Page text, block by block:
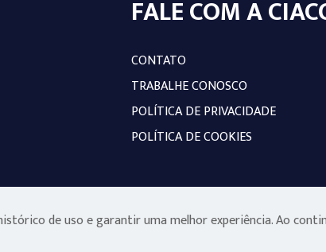
FALE COM A
CONTATO
TRABALHE CONOSCO
POLÍTICA DE PRIVACIDADE
POLÍTICA DE COOKIES
de uso e garantir uma melhor experiência. Ao